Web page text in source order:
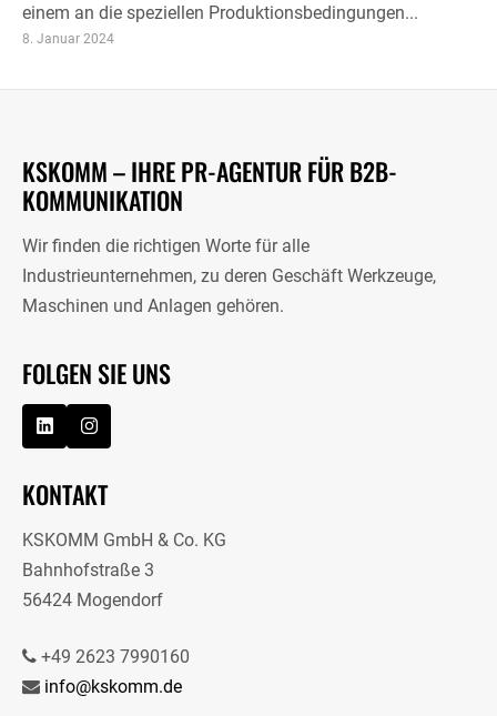
einem an die speziellen Produktionsbedingungen...
8. Januar 2024
KSKOMM – IHRE PR-AGENTUR FÜR B2B-
KOMMUNIKATION
Wir finden die richtigen Worte für alle
Industrieunternehmen, zu deren Geschäft Werkzeuge,
Maschinen und Anlagen gehören.
FOLGEN SIE UNS
KONTAKT
KSKOMM GmbH & Co. KG
Bahnhofstraße 3
56424 Mogendorf
+49 2623 7990160
info@kskomm.de